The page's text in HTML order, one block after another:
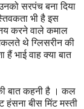
सरपंच बना दिया
भी है इस
करने वाले कमाल
थे ग्लिसरीन की
भाई वाह क्या बात
बात कहनी है । कल
बीस मिंट मस्ती